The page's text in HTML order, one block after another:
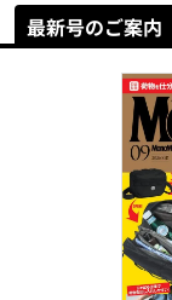
最新号のご案内